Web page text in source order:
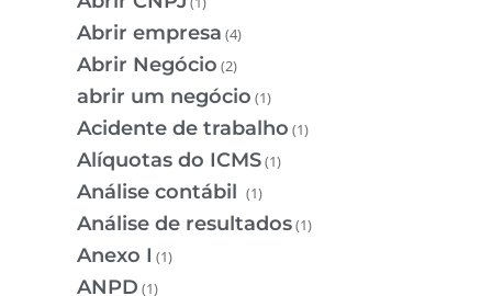
Abrir empresa (4)
Abrir Negócio (2)
abrir um negócio (1)
Acidente de trabalho (1)
Alíquotas do ICMS(1)
Análise contábil (1)
Análise de resultados(1)
Anexo I (1)
ANPD (1)